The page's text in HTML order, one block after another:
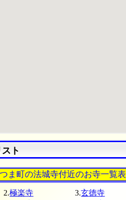
ト
ま町の法城寺付近のお寺一覧表
2.極楽寺 3.玄徳寺